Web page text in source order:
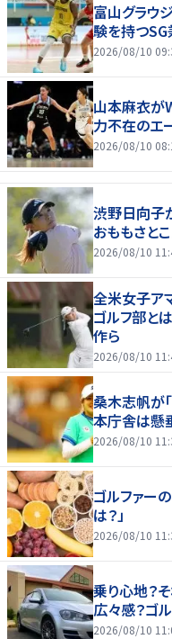
富山グラウ
験を持つ
2026/08/10
山本麻衣が
力不在のエ
2026/08/10
渋野日向子
おももさとこ
2026/08/10
全米女子ア
ゴルフ部と
作ら
2026/08/10
桑木志帆が
本庁舎は懸
2026/08/10
ゴルファー
は？」
2026/08/10
乗り心地？
広々感？ゴ
2026/08/10